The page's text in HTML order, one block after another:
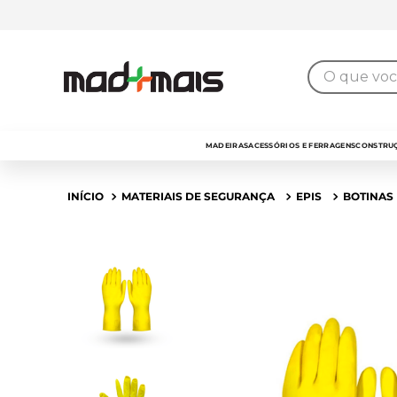
O que você
MADEIRASACESSÓRIOS E FERRAGENS
MATERIAIS DE SEGURANÇA EPIS BOTINAS